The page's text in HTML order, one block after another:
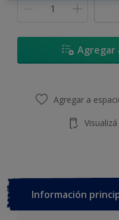
Agregar
Agregar a
Información